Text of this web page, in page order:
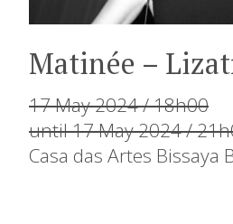
Matinée –
17 May 2024 / 18h00
until 17 May 2024 /
Casa das Artes Bissaya